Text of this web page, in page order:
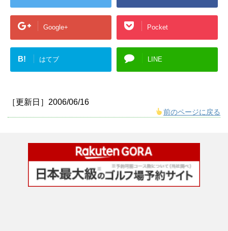
Google+ Pocket
B! はてブ LINE
［更新日］2006/06/16
前のページに戻る